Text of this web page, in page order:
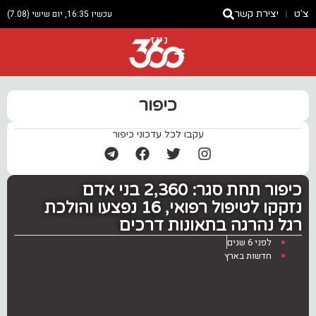
צ'ט יצירת קשר עכשיו 16:35, יום שישי (7.08)
ניוז
כיפור
עקבו לכל עדכוני כיפור
‏כיפור תחת סגר: 2,360 בני אדם
נזקקו לטיפול רפואי, 16 נפצעו והולכת
רגל נהרגה בתאונות דרכים
לפני 6 שנים
חדשות בארץ